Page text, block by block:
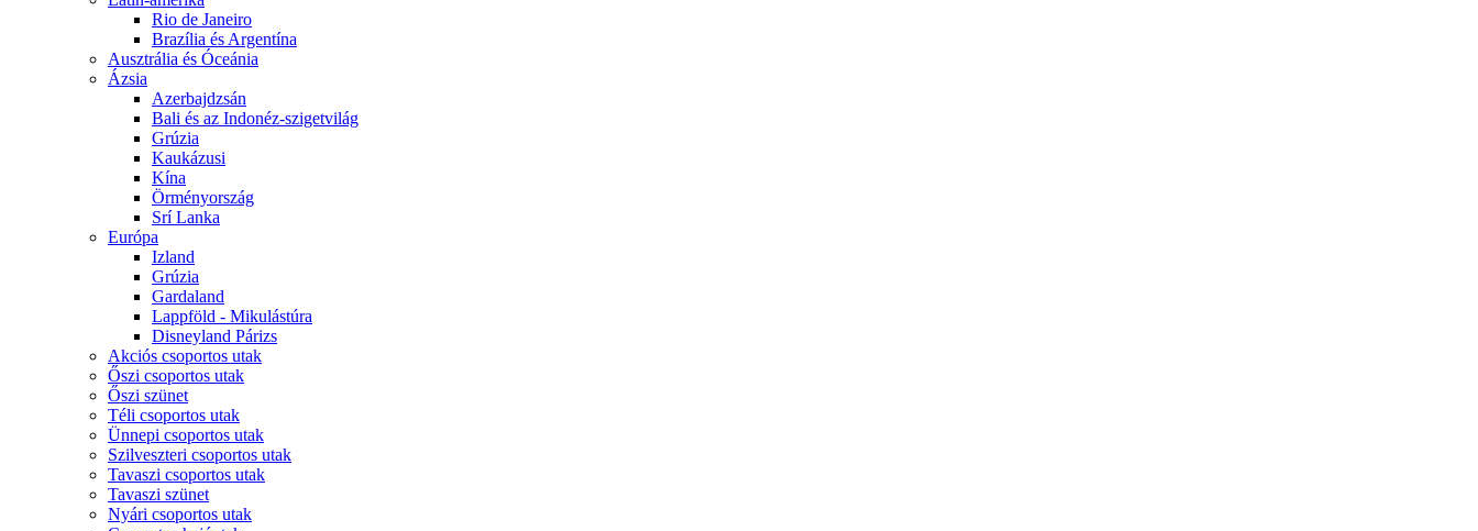
Rio de Janeiro
Brazília és Argentína
Ausztrália és Óceánia
Ázsia
Azerbajdzsán
Bali és az Indonéz-szigetvilág
Grúzia
Kaukázusi
Kína
Örményország
Srí Lanka
Európa
Izland
Grúzia
Gardaland
Lappföld - Mikulástúra
Disneyland Párizs
Akciós csoportos utak
Őszi csoportos utak
Őszi szünet
Téli csoportos utak
Ünnepi csoportos utak
Szilveszteri csoportos utak
Tavaszi csoportos utak
Tavaszi szünet
Nyári csoportos utak